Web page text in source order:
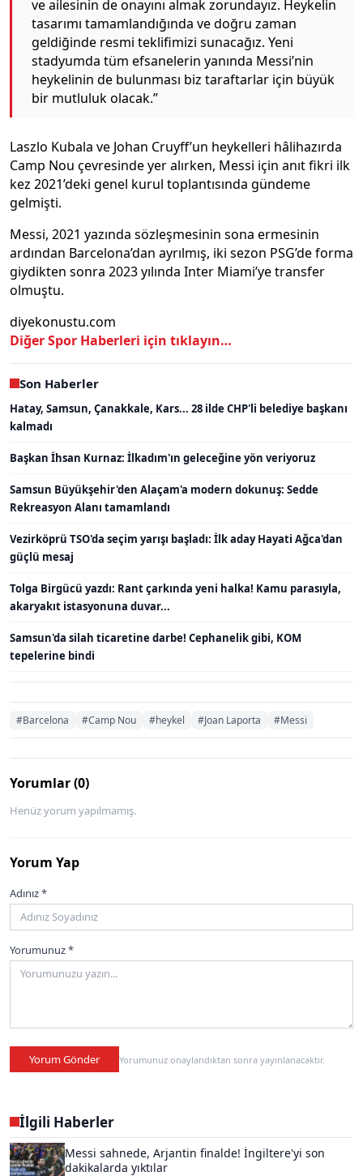
ve ailesinin de onayını almak zorundayız. Heykelin
tasarımı tamamlandığında ve doğru zaman
geldiğinde resmi teklifimizi sunacağız. Yeni
stadyumda tüm efsanelerin yanında Messi’nin
heykelinin de bulunması biz taraftarlar için büyük
bir mutluluk olacak.”
Laszlo Kubala ve Johan Cruyff’un heykelleri hâlihazırda
Camp Nou çevresinde yer alırken, Messi için anıt fikri ilk
kez 2021’deki genel kurul toplantısında gündeme
gelmişti.
Messi, 2021 yazında sözleşmesinin sona ermesinin
ardından Barcelona’dan ayrılmış, iki sezon PSG’de forma
giydikten sonra 2023 yılında Inter Miami’ye transfer
olmuştu.
diyekonustu.com
Diğer Spor Haberleri için tıklayın…
Son Haberler
Hatay, Samsun, Çanakkale, Kars... 28 ilde CHP'li belediye başkanı
kalmadı
Başkan İhsan Kurnaz: İlkadım'ın geleceğine yön veriyoruz
Samsun Büyükşehir'den Alaçam'a modern dokunuş: Sedde
Rekreasyon Alanı tamamlandı
Vezirköprü TSO'da seçim yarışı başladı: İlk aday Hayati Ağca'dan
güçlü mesaj
Tolga Birgücü yazdı: Rant çarkında yeni halka! Kamu parasıyla,
akaryakıt istasyonuna duvar...
Samsun'da silah ticaretine darbe! Cephanelik gibi, KOM
tepelerine bindi
#Barcelona #Camp Nou #heykel #Joan Laporta #Messi
Yorumlar (0)
Henüz yorum yapılmamış.
Yorum Yap
Adınız *
Yorumunuz *
Yorum Gönder Yorumunuz onaylandıktan sonra yayınlanacaktır.
İlgili Haberler
Messi sahnede, Arjantin finalde! İngiltere'yi son
dakikalarda yıktılar